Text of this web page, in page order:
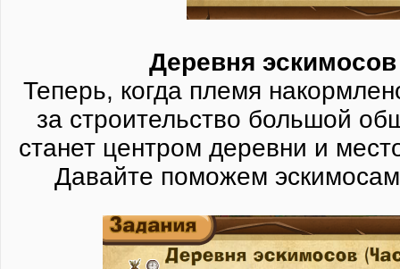
Деревня эскимосов
Теперь, когда племя
за строительство большой
станет центром деревни и
Давайте поможем эскимосам